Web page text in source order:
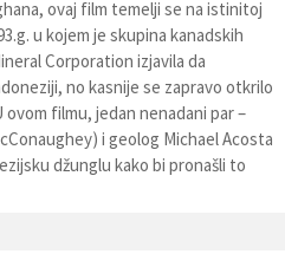
ovaj film temelji se na istinitoj
u kojem je skupina kanadskih
Corporation izjavila da
no kasnije se zapravo otkrilo
ovom filmu, jedan nenadani par –
i geolog Michael Acosta
džunglu kako bi pronašli to